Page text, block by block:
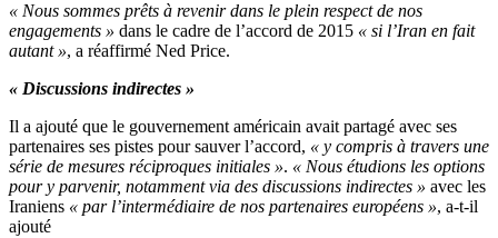
« Nous sommes prêts à revenir dans le plein respect de nos
engagements » dans le cadre de l’accord de 2015 « si l’Iran en fait
autant », a réaffirmé Ned Price.
« Discussions indirectes »
Il a ajouté que le gouvernement américain avait partagé avec ses
partenaires ses pistes pour sauver l’accord, « y compris à travers une
série de mesures réciproques initiales ». « Nous étudions les options
pour y parvenir, notamment via des discussions indirectes » avec les
Iraniens « par l’intermédiaire de nos partenaires européens », a-t-il
ajouté